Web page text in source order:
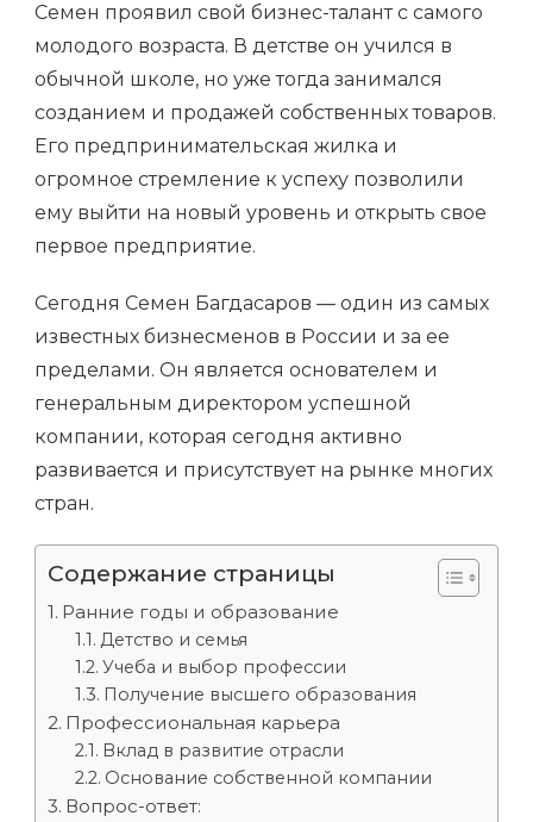
Семен проявил свой бизнес-талант с самого
молодого возраста. В детстве он учился в
обычной школе, но уже тогда занимался
созданием и продажей собственных товаров.
Его предпринимательская жилка и
огромное стремление к успеху позволили
ему выйти на новый уровень и открыть свое
первое предприятие.
Сегодня Семен Багдасаров — один из самых
известных бизнесменов в России и за ее
пределами. Он является основателем и
генеральным директором успешной
компании, которая сегодня активно
развивается и присутствует на рынке многих
стран.
Содержание страницы
Ранние годы и образование
Детство и семья
Учеба и выбор профессии
Получение высшего образования
Профессиональная карьера
Вклад в развитие отрасли
Основание собственной компании
Вопрос-ответ: